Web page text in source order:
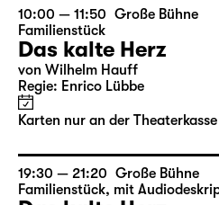
Do 17.12.
10:00 — 11:50
Große Bühne
Familienstück
Das kalte Herz
Regie: Enrico Lübbe
Karten nur an der Theaterkasse